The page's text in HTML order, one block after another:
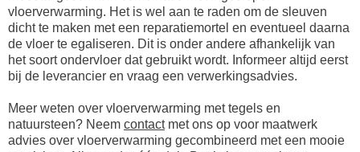
vloerverwarming. Het is wel aan te raden om de sleuven
dicht te maken met een reparatiemortel en eventueel daarna
de vloer te egaliseren. Dit is onder andere afhankelijk van
het soort ondervloer dat gebruikt wordt. Informeer altijd eerst
bij de leverancier en vraag een verwerkingsadvies.
Meer weten over vloerverwarming met tegels en
natuursteen? Neem contactmet ons op voor maatwerk
advies over vloerverwarming gecombineerd met een mooie